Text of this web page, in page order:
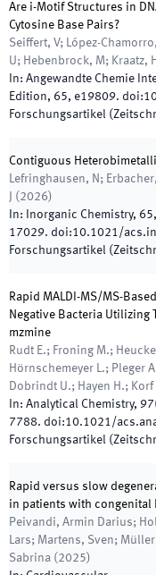
Are i-Motif Structures in
Cytosine Base Pairs?
Seiffert, V; López-
U; Hebenbrock, M; Kraatz,
In: Angewandte Chemie
Edition, 65, e19809. doi:
Forschungsartikel
Contiguous
Lefringhausen, N;
( 2026)
In:
Inorganic Chemistry, 65,
17029. doi:10.1021/
Forschungsartikel
Rapid MALDI-MS/MS-
Negative Bacteria Utilizing
mzmine
Rudt E.; Froning M.;
Hörnschemeyer L.; Pleger
Dobrindt U.; Hayen H.; Korf
In: Analytical Chemistry, 97
7788. doi:10.1021/
Forschungsartikel
Rapid versus slow
in patients with congenital
Peivandi, Armin Darius;
Lars; Martens, Sven;
Sabrina ( 2025)